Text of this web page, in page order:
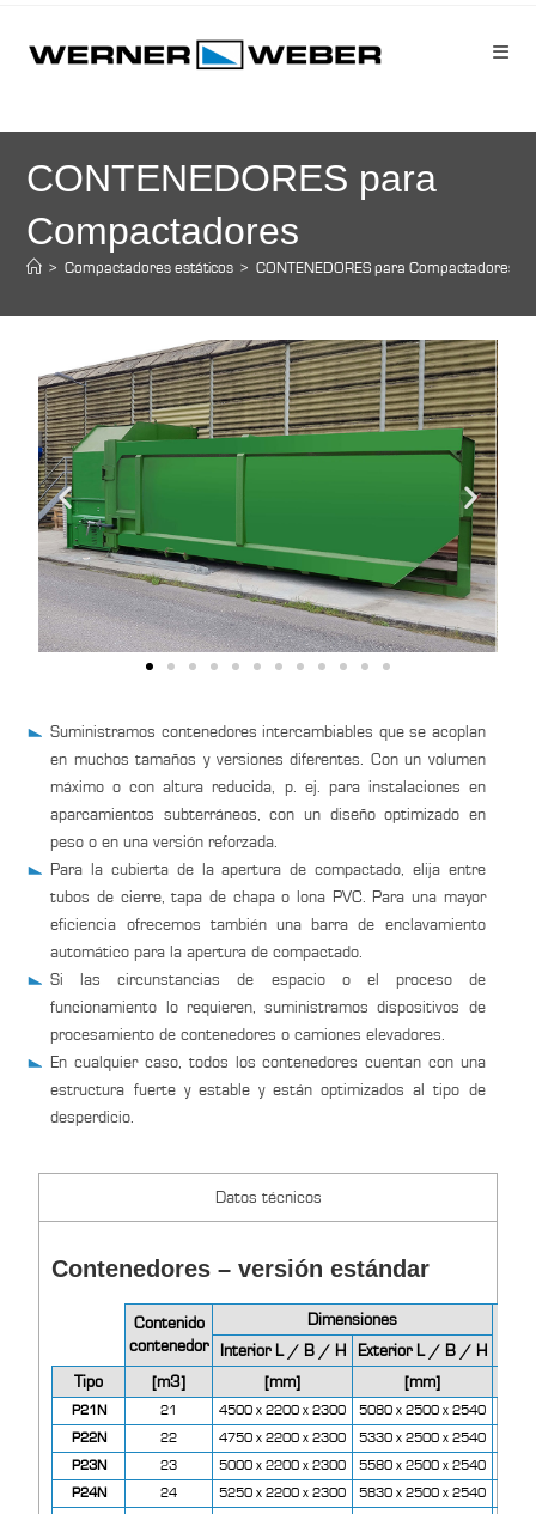
CONTENEDORES para
Compactadores
> Compactadores estáticos > CONTENEDORES para Compactadores
Suministramos contenedores intercambiables que se acoplan
en muchos tamaños y versiones diferentes. Con un volumen
máximo o con altura reducida, p. ej. para instalaciones en
aparcamientos subterráneos, con un diseño optimizado en
peso o en una versión reforzada.
Para la cubierta de la apertura de compactado, elija entre
tubos de cierre, tapa de chapa o lona PVC. Para una mayor
eficiencia ofrecemos también una barra de enclavamiento
automático para la apertura de compactado.
Si las circunstancias de espacio o el proceso de
funcionamiento lo requieren, suministramos dispositivos de
procesamiento de contenedores o camiones elevadores.
En cualquier caso, todos los contenedores cuentan con una
estructura fuerte y estable y están optimizados al tipo de
desperdicio.
Datos técnicos
Contenedores – versión estándar
Contenido
contenedor
Dimensiones
Interior L / B / H
Exterior L / B / H
Tipo
[m3] [mm] [mm]
P21N 21 4500 x 2200 x 2300 5080 x 2500 x 2540
P22N
22 4750 x 2200 x 2300 5330 x 2500 x 2540
P23N
23 5000 x 2200 x 2300 5580 x 2500 x 2540
P24N
24 5250 x 2200 x 2300 5830 x 2500 x 2540